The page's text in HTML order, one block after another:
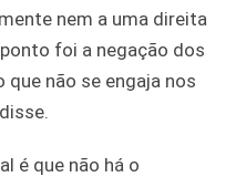
nem a uma direita
foi a negação dos
que não se engaja nos
é que não há o